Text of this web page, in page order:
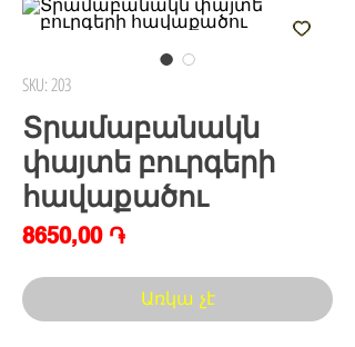
SKU: 203
Տրամաբանակն
փայտե բուրգերի
հավաքածու
8650,00 ֏Price
Առկա չէ